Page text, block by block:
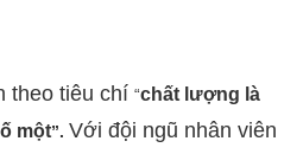
theo tiêu chí “chất lượng là
một”. Với đội ngũ nhân viên